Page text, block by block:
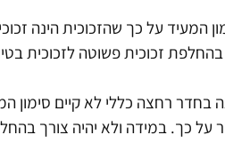
המעיד על כך שהזכוכית הינה
בחדר רחצה כללי לא קיים סימון
על כך. במידה ולא יהיה צורך